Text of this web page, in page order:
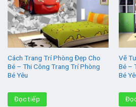
Cách Trang Trí Phòng Đẹp Cho
Bé – Thi Công Trang Trí Phòng
Bé Yêu
Đọc tiếp
Vẽ
Bé –
Bé